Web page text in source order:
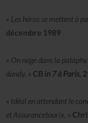
« Les héros se mettent à
décembre 1989
« On nage dans la
dandy. » CB in 7 à Paris,
« Idéal en attendant le
et Assurancetourix. »